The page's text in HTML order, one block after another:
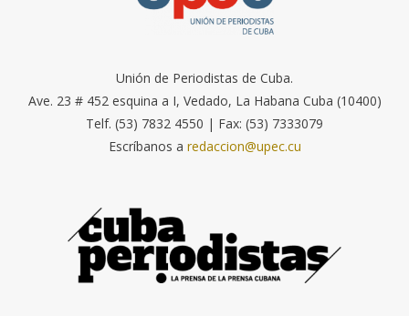
Unión de Periodistas de Cuba.
Ave. 23 # 452 esquina a I, Vedado, La Habana Cuba (10400)
Telf. (53) 7832 4550 | Fax: (53) 7333079
Escríbanos a redaccion@upec.cu